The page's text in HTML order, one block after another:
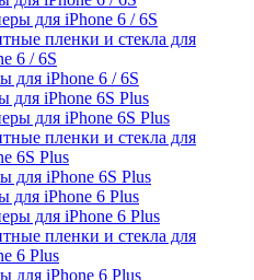
для iPhone 6 / 6S
пленки и стекла для
6 / 6S
для iPhone 6 / 6S
для iPhone 6S Plus
для iPhone 6S Plus
пленки и стекла для
6S Plus
для iPhone 6S Plus
для iPhone 6 Plus
для iPhone 6 Plus
пленки и стекла для
6 Plus
для iPhone 6 Plus